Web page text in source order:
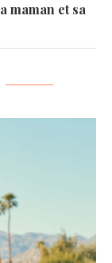
maman et sa